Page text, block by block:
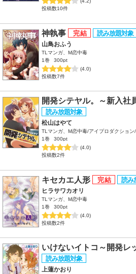
投稿数10件
神執事
山鳥おふう
TLマンガ、M恋中毒
1巻
300pt
(4.0)
投稿数7件
開発シテヤル。～新入社
松山はやて
TLマンガ、M恋中毒/アイプロダクション
1巻
300pt
(4.0)
投稿数2件
キセカエ人形
ヒラサワカオリ
TLマンガ、M恋中毒
1巻
300pt
(4.0)
投稿数2件
いけないイトコ～開発レ
上蓮かおり